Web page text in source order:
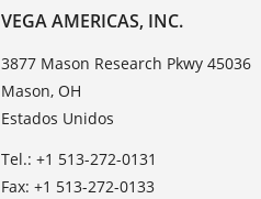
VEGA AMERICAS, INC.
3877 Mason Research Pkwy 45036
Mason, OH
Estados Unidos
Tel.: +1 513-272-0131
Fax: +1 513-272-0133